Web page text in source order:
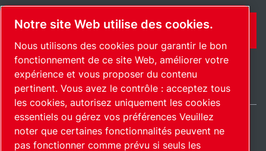
CONTACT
Plan du siteGérer les cookies© 2026 Copyright.
International / FR
Notre site Web utilise des cookies.
Nous utilisons des cookies pour garantir le bon
fonctionnement de ce site Web, améliorer votre
expérience et vous proposer du contenu
pertinent. Vous avez le contrôle : acceptez tous
les cookies, autorisez uniquement les cookies
essentiels ou gérez vos préférences Veuillez
noter que certaines fonctionnalités peuvent ne
pas fonctionner comme prévu si seuls les